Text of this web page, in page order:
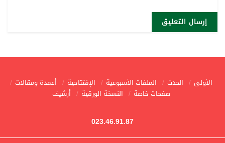
الأولى الحدث الملفات الأسبوعية الإفتتاحية
أعمدة ومقالات
صفحات خاصة
النسخة الورقية أرشيف
023.46.91.87